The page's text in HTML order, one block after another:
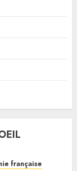
française